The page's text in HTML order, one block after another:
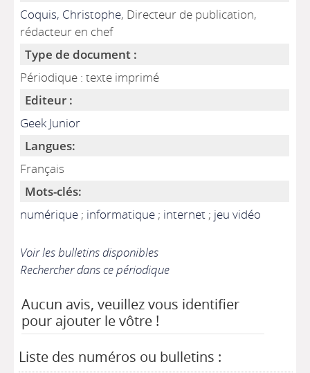
Coquis, Christophe, Directeur de publication,
rédacteur en chef
Type de document :
Périodique : texte imprimé
Editeur :
Geek Junior
Langues:
Français
Mots-clés:
numérique ; informatique ; internet ; jeu vidéo
Voir les bulletins disponibles
Rechercher dans ce périodique
Aucun avis, veuillez vous identifier
pour ajouter le vôtre !
Liste des numéros ou bulletins :